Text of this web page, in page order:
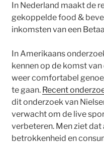
In Nederland maakt de
gekoppelde food &
inkomsten van een
In Amerikaans
kennen op de komst
weer comfortabel
te gaan. Recent
dit onderzoek van
verwacht om de live
verbeteren. Men ziet
betrokkenheid en